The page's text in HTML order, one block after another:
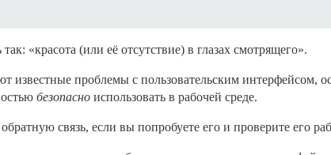
«красота (или её отсутствие) в глазах смотрящего».
проблемы с пользовательским интерфейсом,
безопасно использовать в рабочей среде.
связь, если вы попробуете его и проверите его